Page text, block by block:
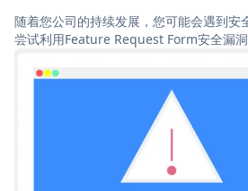
随着您公司的持续发展，您可能会遇到安
尝试利用Feature Request Form安全漏洞